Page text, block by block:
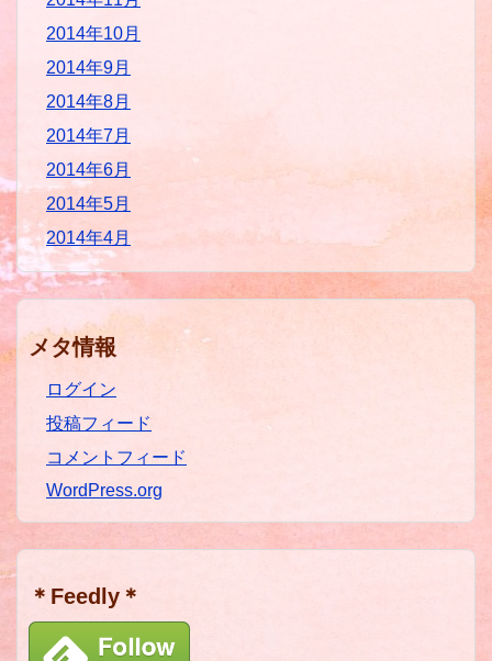
2014年10月
2014年9月
2014年8月
2014年7月
2014年6月
2014年5月
2014年4月
メタ情報
ログイン
投稿フィード
コメントフィード
WordPress.org
＊Feedly＊